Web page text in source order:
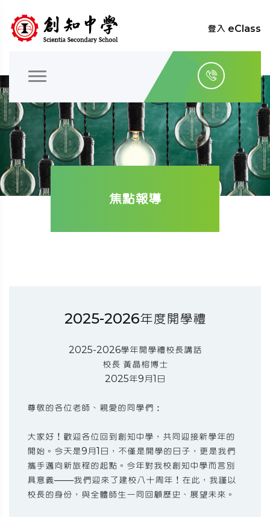
登入 eClass
焦點報導
2025-2026年度開學禮
2025-2026學年開學禮校長講話
校長 黃晶榕博士
2025年9月1日
尊敬的各位老師、親愛的同學們：
大家好！歡迎各位回到創知中學，共同迎接新學年的
開始。今天是9月1日，不僅是開學的日子，更是我們
攜手邁向新旅程的起點。今年對我校創知中學而言別
具意義——我們迎來了建校八十周年！在此，我謹以
校長的身份，與全體師生一同回顧歷史、展望未來。